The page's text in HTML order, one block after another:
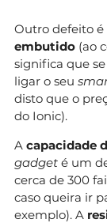
Outro defeito é
embutido (ao
significa que
ligar o seu
disto que o
do Ionic).
A capacidade
gadget é um
cerca de 300
caso queira ir
exemplo). A